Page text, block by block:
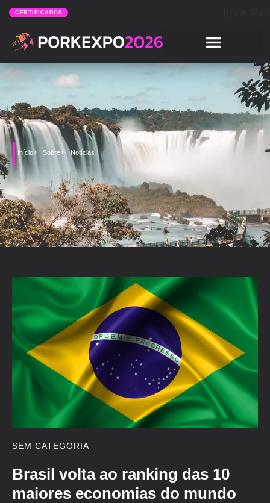
CERTIFICADOS
Início Sobre Notícias
SEM CATEGORIA
Brasil volta ao ranking das 10
maiores economias do mundo